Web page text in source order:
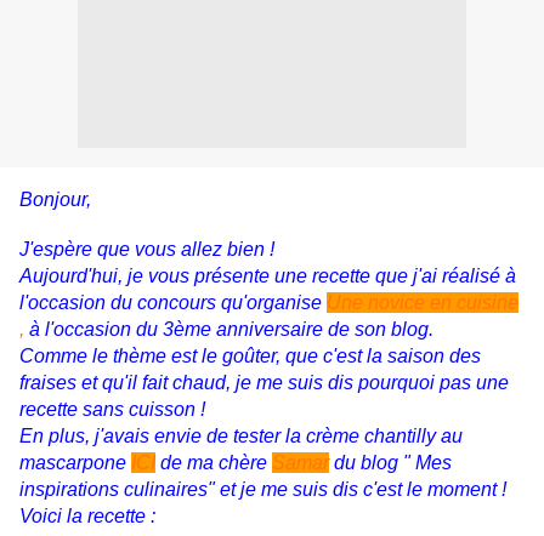
Bonjour,
J'espère que vous allez bien !
Aujourd'hui, je vous présente une recette que j'ai réalisé à
l'occasion du concours qu'organise Une novice en cuisine
, à l'occasion du 3ème anniversaire de son blog.
Comme le thème est le goûter, que c'est la saison des
fraises et qu'il fait chaud, je me suis dis pourquoi pas une
recette sans cuisson !
En plus, j'avais envie de tester la crème chantilly au
mascarpone ICIde ma chère Samardu blog " Mes
inspirations culinaires" et je me suis dis c'est le moment !
Voici la recette :